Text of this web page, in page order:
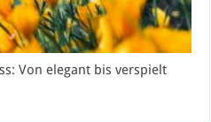
Von elegant bis verspielt